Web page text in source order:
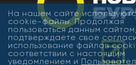
На нашем сайте
cookie-файлы. Продолжая
пользоваться данным
подтверждаете свое
использование файлов
соответствии с настоящим
уведомлением и